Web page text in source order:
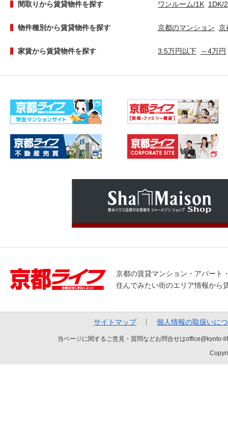
間取りから賃貸物件を探す ワンルーム/1K 1DK/
物件種別から賃貸物件を探す 京都のマンション 京
家賃から賃貸物件を探す 3.5万円以下 ～4万円
京都の賃貸マンション・アパート
住んでみたい街のエリア情報から
サイトマップ 個人情報の取扱いに
当ページに関するご意見・質問などお問合せは